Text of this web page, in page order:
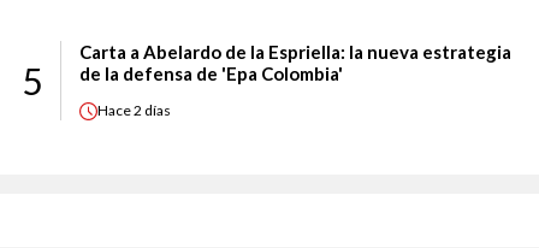
5
Carta a Abelardo de la Espriella: la nueva estrategia
de la defensa de 'Epa Colombia'
Hace2 días